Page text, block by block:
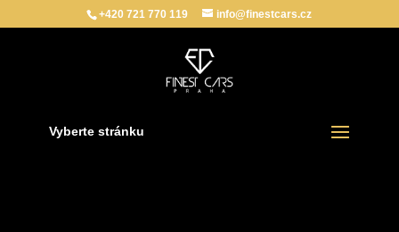
+420 721 770 119 info@finestcars.cz
Vyberte stránku